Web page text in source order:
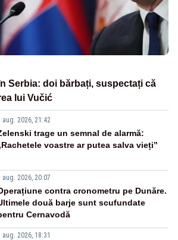
Serbia: doi bărbați, suspectați că
lui Vučić
aug. 2026, 21:42
trage un semnal de alarmă:
voastre ar putea salva vieți”
aug. 2026, 20:07
contra cronometru pe Dunăre.
două barje sunt scufundate
Cernavodă
aug. 2026, 18:31